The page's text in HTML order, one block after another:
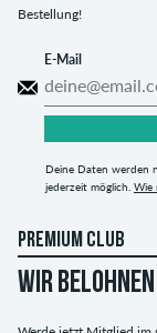
Bestellung!
E-Mail
Deine Daten werden
jederzeit möglich. Wie
PREMIUM CLUB
WIR